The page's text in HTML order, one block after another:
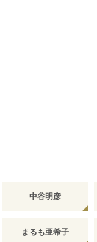
中谷明彦
まるも亜希子